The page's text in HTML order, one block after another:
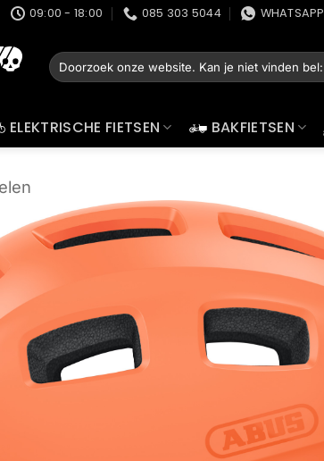
09:00 - 18:00 085 303 5044 WHATSAPP
Zoeken
naar:
ELEKTRISCHE FIETSEN BAKFIETSEN